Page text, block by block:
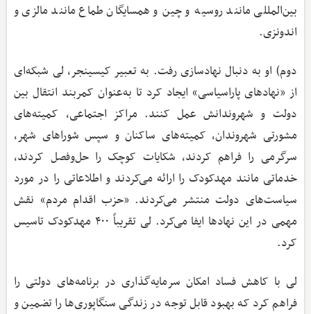
بین‌المللی مانند روسیه و چین و همسایگان طماع مانند مالزی و
اندونزی.
دوم) او به دنبال نهادسازی رفت. به تعبیر کیسینجر، لی شبکه‌ای
از «نهادهای پاراسیاسی» ایجاد کرد تا به‌عنوان کمربند انتقال بین
دولت و شهروندانش عمل کنند. مراکز اجتماعی، کمیته‌های
مشورتی شهروندان، کمیته‌های ساکنان و سپس شوراهای شهر،
سرگرمی را فراهم کردند، شکایات کوچک را حل‌وفصل کردند،
خدماتی مانند مهدکودک را ارائه می‌کردند و اطلاعاتی را در مورد
سیاست‌های دولت منتشر می‌کردند. «حزب اقدام مردم» نقش
مهمی در این نهادها ایفا می‌کرد. لی تقریباً ۴۰۰ مهدکودک تاسیس
کرد.
لی با کاهش فساد امکان سرمایه‌گذاری در برنامه‌های دولتی را
فراهم کرد که بهبود قابل ‌توجه در زندگی سنگاپوری‌ها را تضمین و